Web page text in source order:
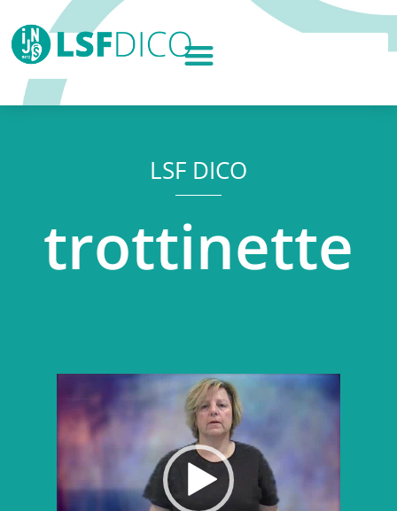
LSF DICO
trottinette
Lecteur
vidéo